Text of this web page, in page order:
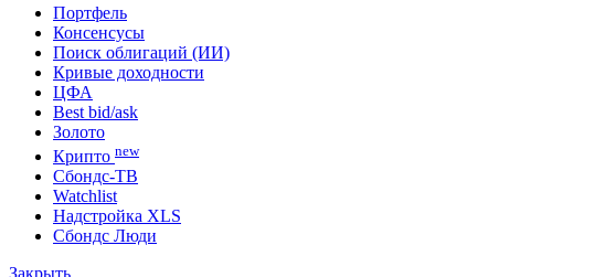
Портфель
Консенсусы
Поиск облигаций (ИИ)
Кривые доходности
ЦФА
Best bid/ask
Золото
Крипто new
Сбондс-ТВ
Watchlist
Надстройка XLS
Сбондс Люди